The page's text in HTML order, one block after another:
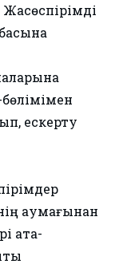
Жасөспірімді
ескерту
аумағынан
ата-